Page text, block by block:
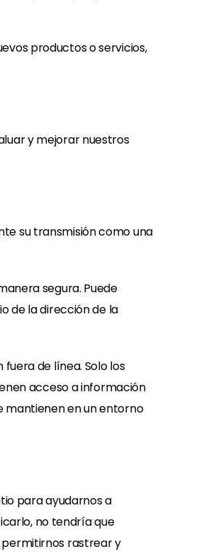
productos o servicios,
y mejorar nuestros
su transmisión como una
segura. Puede
de la dirección de la
de línea. Solo los
acceso a información
mantienen en un entorno
para ayudarnos a
no tendría que
permitirnos rastrear y